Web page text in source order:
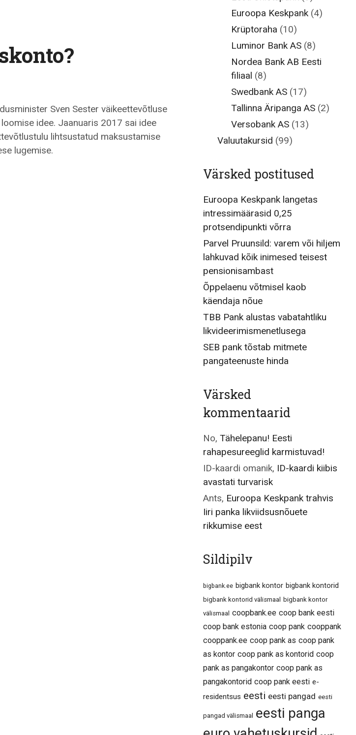
Sven Sester väikeettevõtluse
idee. Jaanuaris 2017 sai idee
lihtsustatud maksustamise
lugemise.
Euroopa Keskpank (4)
Krüptoraha (10)
Luminor Bank AS (8)
Nordea Bank AB Eesti
filiaal (8)
Swedbank AS (17)
Tallinna Äripanga AS (2)
Versobank AS (13)
Valuutakursid (99)
Värsked postitused
Euroopa Keskpank langetas
intressimäärasid 0,25
protsendipunkti võrra
Parvel Pruunsild: varem või hiljem
lahkuvad kõik inimesed teisest
pensionisambast
Õppelaenu võtmisel kaob
käendaja nõue
TBB Pank alustas vabatahtliku
likvideerimismenetlusega
SEB pank tõstab mitmete
pangateenuste hinda
Värsked
kommentaarid
No, Tähelepanu! Eesti
rahapesureeglid karmistuvad!
ID-kaardi omanik, ID-kaardi kiibis
avastati turvarisk
Ants, Euroopa Keskpank trahvis
Iiri panka likviidsusnõuete
rikkumise eest
Sildipilv
bigbank.ee bigbank kontor bigbank kontorid
bigbank kontorid välismaal
bigbank kontor
välismaal coopbank.ee coop bank eesti
coop bank estonia coop pank cooppank
cooppank.ee coop pank as coop pank
as kontor coop pank as kontorid coop
pank as pangakontor coop pank as
pangakontorid coop pank eesti e-
residentsus eesti eesti pangad eesti
pangad välismaal eesti panga